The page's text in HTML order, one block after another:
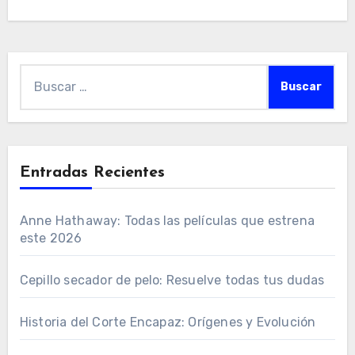
Entradas Recientes
Anne Hathaway: Todas las películas que estrena
este 2026
Cepillo secador de pelo: Resuelve todas tus dudas
Historia del Corte Encapaz: Orígenes y Evolución